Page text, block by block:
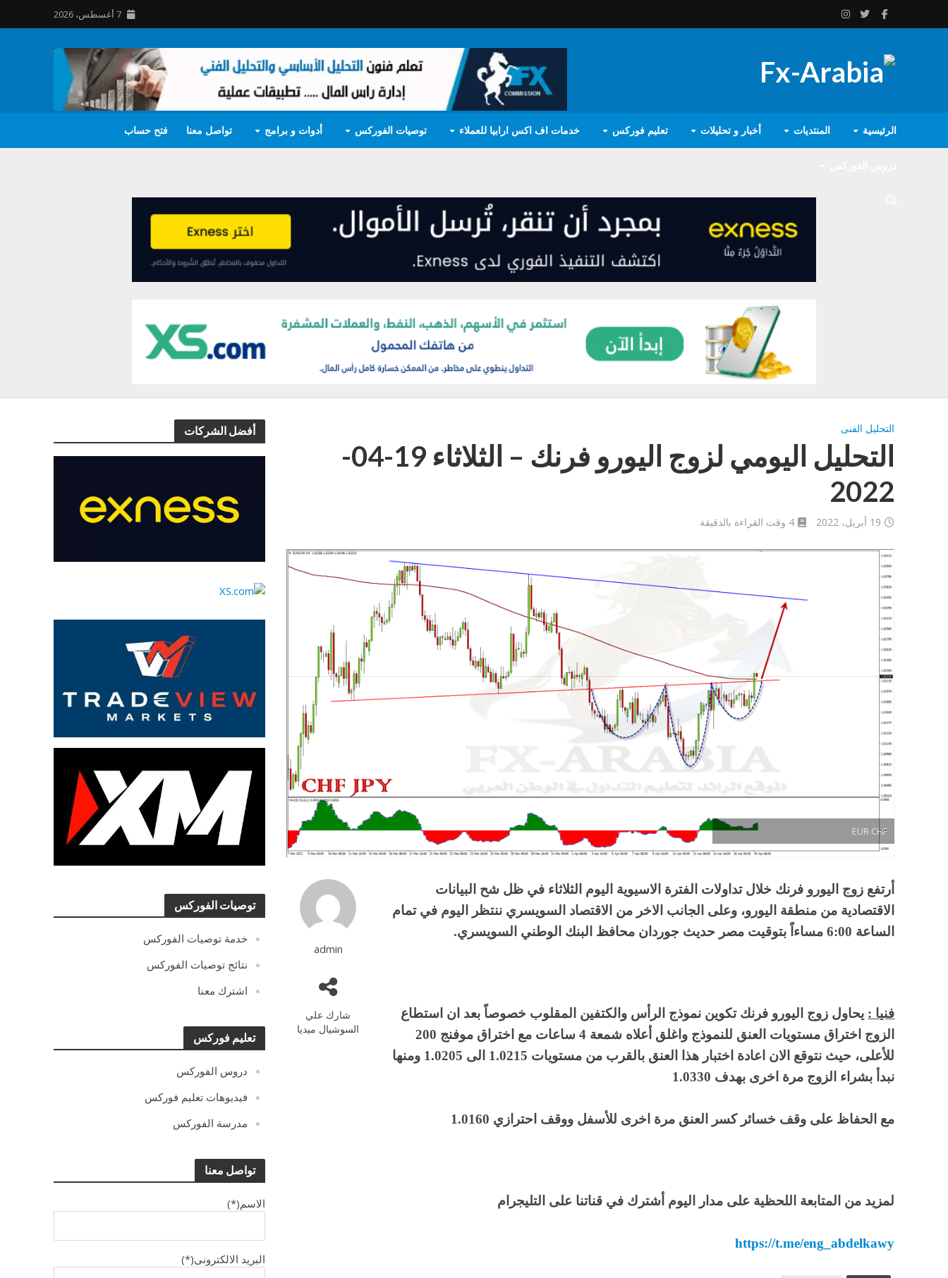
7 أغسطس، 2026
الرئيسية المنتديات أخبار و تحليلات تعليم فوركس خدمات اف اكس ارابيا للعملاء توصيات الفوركس أدوات و برامج تواصل معنا فتح حساب
أفضل الشركات
توصيات الفوركس
خدمة توصيات الفوركس
نتائج توصيات الفوركس
اشترك معنا
تعليم فوركس
دروس الفوركس
فيديوهات تعليم فوركس
مدرسة الفوركس
تواصل معنا
الاسم(*)
البريد الالكترونى(*)
التحليل الفنى
التحليل اليومي لزوج اليورو فرنك – الثلاثاء 19-04-
2022
19 أبريل، 2022 4 وقت القراءة بالدقيقة
EUR CHF
admin
شارك علي
السوشيال ميديا
أرتفع زوج اليورو فرنك خلال تداولات الفترة الاسيوية اليوم الثلاثاء في ظل شح البيانات
الاقتصادية من منطقة اليورو، وعلى الجانب الاخر من الاقتصاد السويسري ننتظر اليوم في تمام
الساعة 6:00 مساءاً بتوقيت مصر حديث جوردان محافظ البنك الوطني السويسري.
فنيا : يحاول زوج اليورو فرنك تكوين نموذج الرأس والكتفين المقلوب خصوصاً بعد ان استطاع
الزوج اختراق مستويات العنق للنموذج واغلق أعلاه شمعة 4 ساعات مع اختراق موفنج 200
للأعلى، حيث نتوقع الان اعادة اختبار هذا العنق بالقرب من مستويات 1.0215 الى 1.0205 ومنها
نبدأ بشراء الزوج مرة اخرى بهدف 1.0330
مع الحفاظ على وقف خسائر كسر العنق مرة اخرى للأسفل ووقف احترازي 1.0160
لمزيد من المتابعة اللحظية على مدار اليوم أشترك في قناتنا على التليجرام
https://t.me/eng_abdelkawy